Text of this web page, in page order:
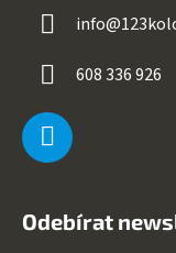
info@
608 336 926
Odebírat